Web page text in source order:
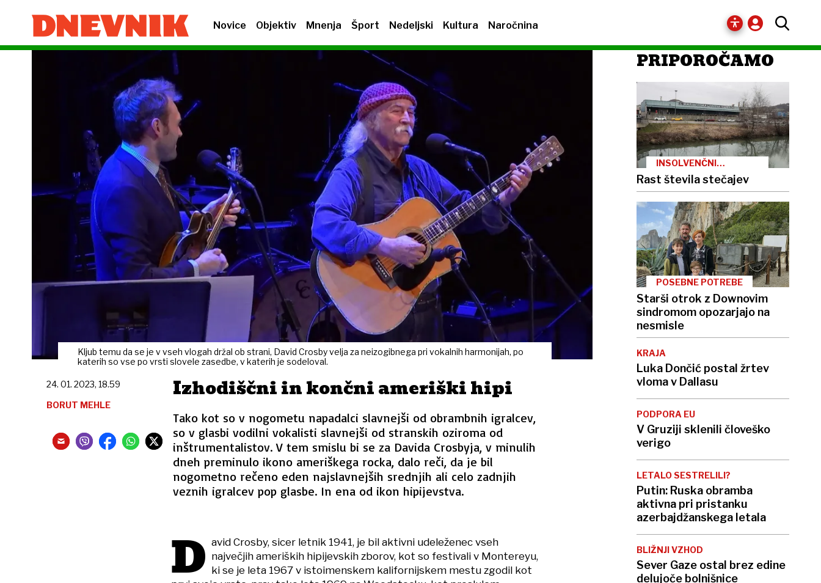
Novice Objektiv Mnenja Šport Nedeljski Kultura Naročnina
Kljub temu da se je v vseh vlogah držal ob strani, David Crosby velja za neizogibnega pri vokalnih harmonijah, po
katerih so vse po vrsti slovele zasedbe, v katerih je sodeloval.
Izhodiščni in končni ameriški hipi
Tako kot so v nogometu napadalci slavnejši od obrambnih igralcev,
so v glasbi vodilni vokalisti slavnejši od stranskih oziroma od
inštrumentalistov. V tem smislu bi se za Davida Crosbyja, v minulih
dneh preminulo ikono ameriškega rocka, dalo reči, da je bil
nogometno rečeno eden najslavnejših srednjih ali celo zadnjih
veznih igralcev pop glasbe. In ena od ikon hipijevstva.
24. 01. 2023, 18.59
BORUT MEHLE
D avid Crosby, sicer letnik 1941, je bil aktivni udeleženec vseh
največjih ameriških hipijevskih zborov, kot so festivali v Montereyu,
ki se je leta 1967 v istoimenskem kalifornijskem mestu zgodil kot
PRIPOROČAMO
INSOLVENČNI
POSTOPKI
Rast števila stečajev
POSEBNE POTREBE
Starši otrok z Downovim
sindromom opozarjajo na
nesmisle
KRAJA
Luka Dončić postal žrtev
vloma v Dallasu
PODPORA EU
V Gruziji sklenili človeško
verigo
LETALO SESTRELILI?
Putin: Ruska obramba
aktivna pri pristanku
azerbajdžanskega letala
BLIŽNJI VZHOD
Sever Gaze ostal brez edine
delujoče bolnišnice